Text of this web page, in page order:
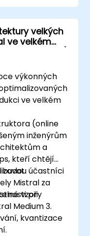
velkých
ve velkém
a nákladů)
výkonných
ve velkém
(online
inženýrům
a
kteří chtějí
Mistral za
při
účastníci
vzory
Medium 3.
kvantizace